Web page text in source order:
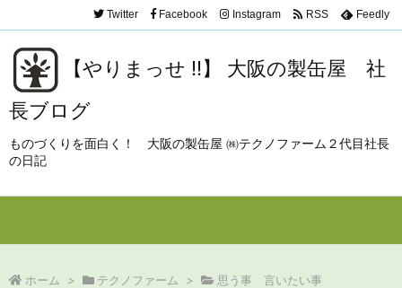
【やりまっせ !!】 大阪の製缶屋 社
長ブログ
ものづくりを面白く！ 大阪の製缶屋 ㈱テクノファーム２代目社長
の日記
Twitter Facebook Instagram RSS Feedly
ホーム > テクノファーム > 思う事 言いたい事